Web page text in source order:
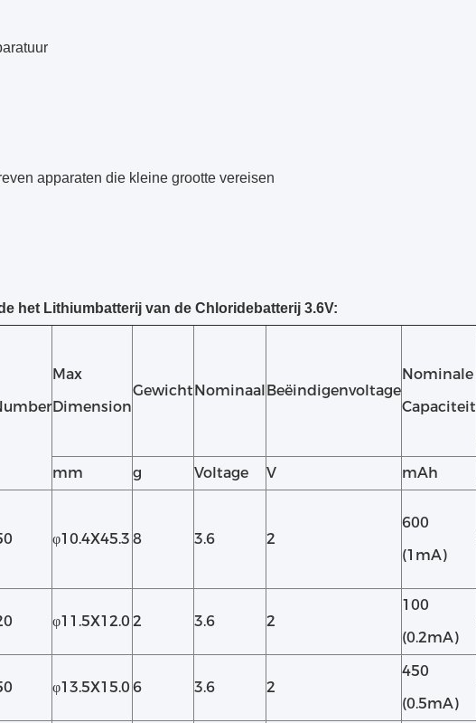
apparaten die kleine grootte vereisen
het Lithiumbatterij van de Chloridebatterij 3.6V:
Max
Dimension
GewichtNominaalBeëindigenvoltage
Nominale
Capaciteit
mm
g Voltage V mAh
φ10.4X45.3 8 3.6 2
600
(1mA)
φ11.5X12.0 2 3.6 2
100
(0.2mA)
φ13.5X15.0 6 3.6 2
450
(0.5mA)